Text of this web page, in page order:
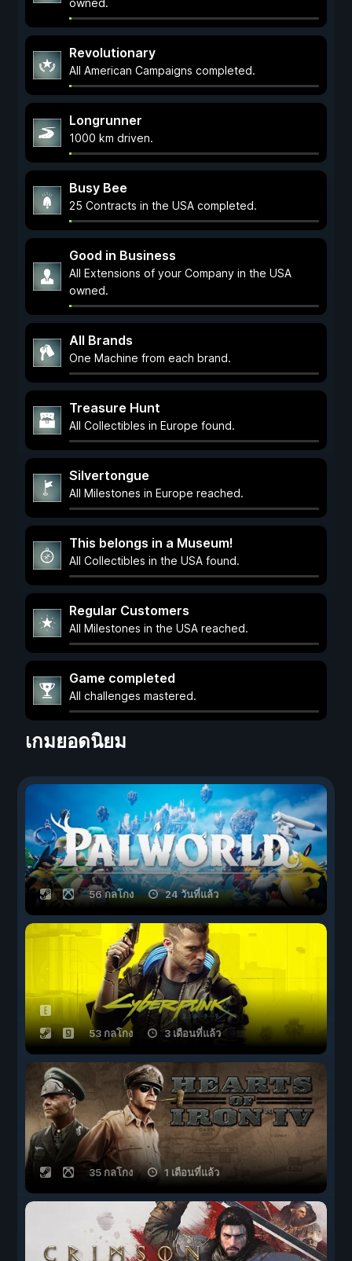
owned.
Revolutionary
All American Campaigns completed.
Longrunner
1000 km driven.
Busy Bee
25 Contracts in the USA completed.
Good in Business
All Extensions of your Company in the USA
owned.
All Brands
One Machine from each brand.
Treasure Hunt
All Collectibles in Europe found.
Silvertongue
All Milestones in Europe reached.
This belongs in a Museum!
All Collectibles in the USA found.
Regular Customers
All Milestones in the USA reached.
Game completed
All challenges mastered.
เกมยอดนิยม
56 กลโกง 24 วันที่แล้ว
53 กลโกง 3 เดือนที่แล้ว
35 กลโกง 1 เดือนที่แล้ว